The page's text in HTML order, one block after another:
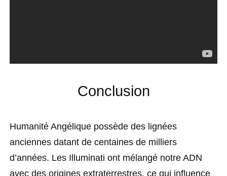
Conclusion
Humanité Angélique possède des lignées
anciennes datant de centaines de milliers
d’années. Les Illuminati ont mélangé notre ADN
avec des origines extraterrestres, ce qui influence